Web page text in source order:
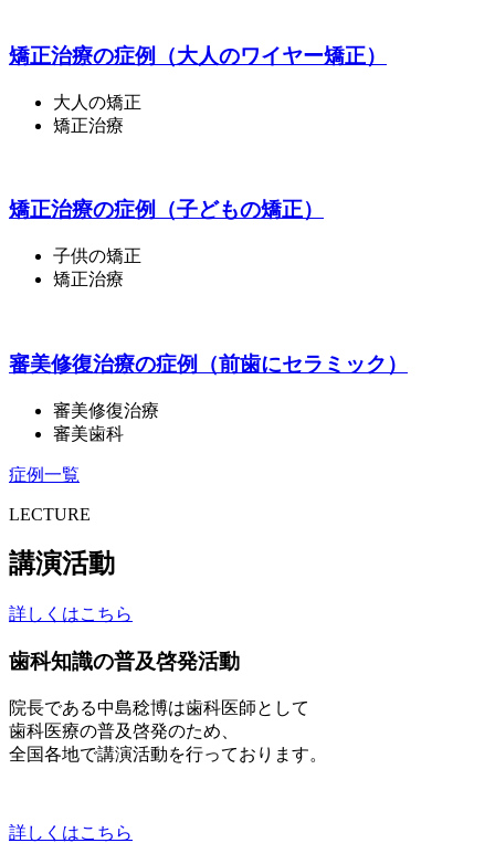
矯正治療の症例（大人のワイヤー矯正）
大人の矯正
矯正治療
矯正治療の症例（子どもの矯正）
子供の矯正
矯正治療
審美修復治療の症例（前歯にセラミック）
審美修復治療
審美歯科
症例一覧
LECTURE
講演活動
詳しくはこちら
歯科知識の普及啓発活動
院長である中島稔博は歯科医師として
歯科医療の普及啓発のため、
全国各地で講演活動を行っております。
詳しくはこちら